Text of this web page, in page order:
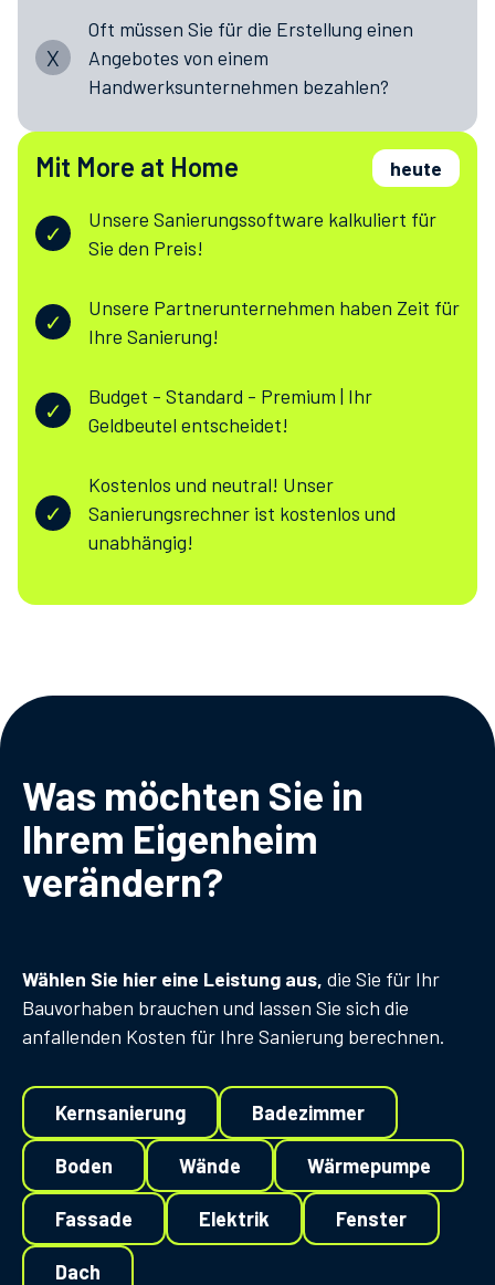
X
Oft müssen Sie für die Erstellung einen
Angebotes von einem
Handwerksunternehmen bezahlen?
Mit More at Home heute
✓
Unsere Sanierungssoftware kalkuliert für
Sie den Preis!
✓
Unsere Partnerunternehmen haben Zeit für
Ihre Sanierung!
✓
Budget - Standard - Premium | Ihr
Geldbeutel entscheidet!
✓
Kostenlos und neutral! Unser
Sanierungsrechner ist kostenlos und
unabhängig!
Was möchten Sie in
Ihrem Eigenheim
verändern?
Wählen Sie hier eine Leistung aus, die Sie für Ihr
Bauvorhaben brauchen und lassen Sie sich die
anfallenden Kosten für Ihre Sanierung berechnen.
Kernsanierung Badezimmer
Boden Wände Wärmepumpe
Fassade Elektrik Fenster
Dach